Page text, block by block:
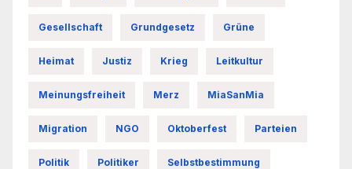
Gesellschaft Grundgesetz Grüne
Heimat Justiz Krieg Leitkultur
Meinungsfreiheit Merz MiaSanMia
Migration NGO Oktoberfest Parteien
Politik Politiker Selbstbestimmung